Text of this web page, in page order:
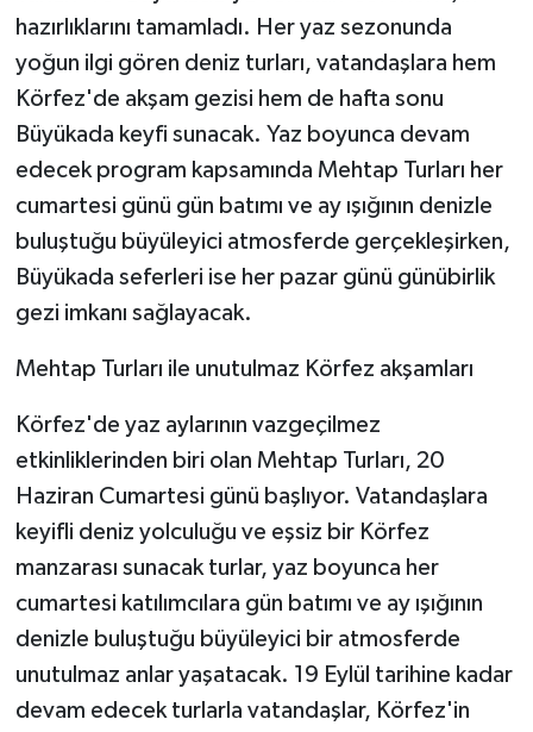
hazırlıklarını tamamladı. Her yaz sezonunda
yoğun ilgi gören deniz turları, vatandaşlara hem
Körfez'de akşam gezisi hem de hafta sonu
Büyükada keyfi sunacak. Yaz boyunca devam
edecek program kapsamında Mehtap Turları her
cumartesi günü gün batımı ve ay ışığının denizle
buluştuğu büyüleyici atmosferde gerçekleşirken,
Büyükada seferleri ise her pazar günü günübirlik
gezi imkanı sağlayacak.
Mehtap Turları ile unutulmaz Körfez akşamları
Körfez'de yaz aylarının vazgeçilmez
etkinliklerinden biri olan Mehtap Turları, 20
Haziran Cumartesi günü başlıyor. Vatandaşlara
keyifli deniz yolculuğu ve eşsiz bir Körfez
manzarası sunacak turlar, yaz boyunca her
cumartesi katılımcılara gün batımı ve ay ışığının
denizle buluştuğu büyüleyici bir atmosferde
unutulmaz anlar yaşatacak. 19 Eylül tarihine kadar
devam edecek turlarla vatandaşlar, Körfez'in